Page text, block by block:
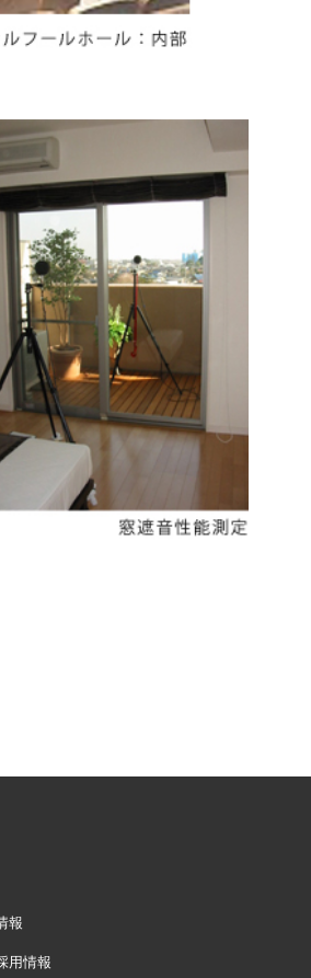
報
用情報